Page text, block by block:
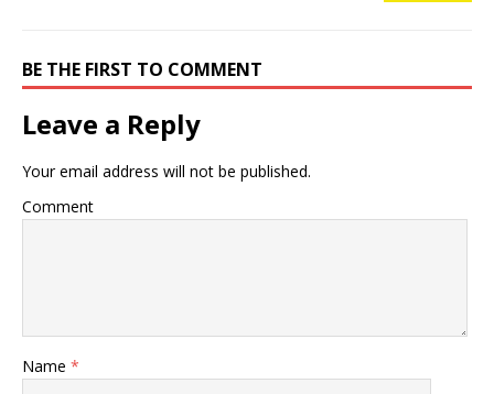
BE THE FIRST TO COMMENT
Leave a Reply
Your email address will not be published.
Comment
Name *